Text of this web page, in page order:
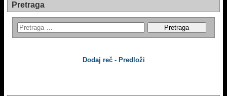
Pretraga
Dodaj reč - Predloži